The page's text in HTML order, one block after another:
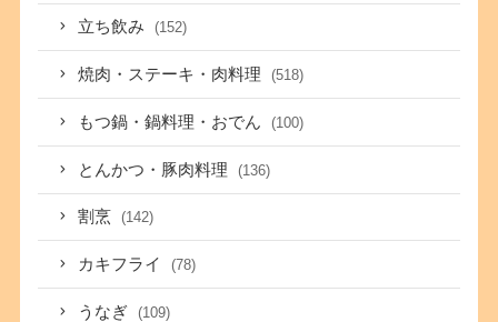
立ち飲み (152)
焼肉・ステーキ・肉料理 (518)
もつ鍋・鍋料理・おでん (100)
とんかつ・豚肉料理 (136)
割烹 (142)
カキフライ (78)
うなぎ (109)